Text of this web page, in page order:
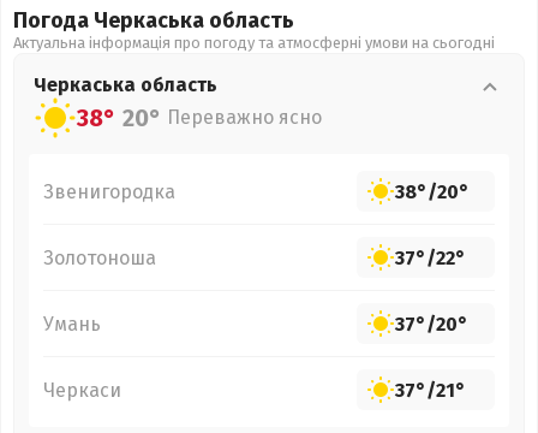
Погода Черкаська область
Актуальна інформація про погоду та атмосферні умови на сьогодні
Черкаська область
38° 20° Переважно ясно
Звенигородка 38°/20°
Золотоноша 37°/22°
Умань 37°/20°
Черкаси 37°/21°